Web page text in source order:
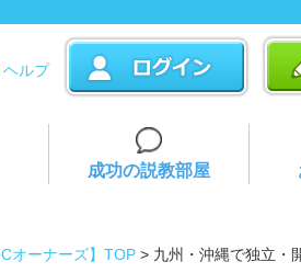
ヘルプ
成功の説教部屋
オーナーズ】TOP > 九州・沖縄で独立・